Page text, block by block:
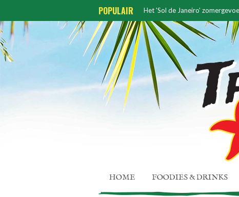
POPULAIR Het 'Sol de Janeiro'
ZOOmerbar dé hotspot van
HOME FOODIES & DRINKS